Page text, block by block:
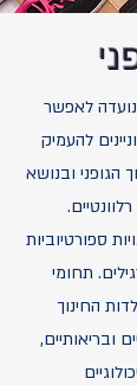
לאפשר
להעמיק
הגופני ובנושא
ספורטיוביות
תחומי
החינוך
ובריאותיים,